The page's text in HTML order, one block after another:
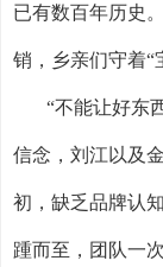
已有数百年历史
销，乡亲们守着“
“不能让好东西
信念，刘江以及
初，缺乏品牌认
踵而至，团队一